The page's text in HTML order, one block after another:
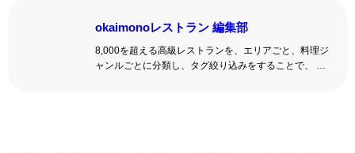
okaimonoレストラン 編集部
8,000を超える高級レストランを、エリアごと、料理ジ
ャンルごとに分類し、タグ絞り込みをすることで、 い